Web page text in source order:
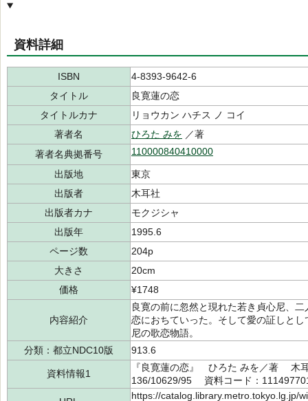
資料詳細
ISBN
4-8393-9642-6
タイトル
良寛蓮の恋
タイトルカナ
リョウカン ハチス ノ コイ
著者名
ひろた みを ／著
著者名典拠番号
110000840410000
出版地
東京
出版者
木耳社
出版者カナ
モクジシャ
出版年
1995.6
ページ数
204p
大きさ
20cm
価格
¥1748
内容紹介
良寛の前に忽然と現れた若き貞心尼、
恋におちていった。そして愛の証しと
尼の歌恋物語。
分類：都立NDC10版
913.6
資料情報1
『良寛蓮の恋』 ひろた みを／著
136/10629/95 資料コード：
https://catalog.library.metro.tokyo.lg.jp/